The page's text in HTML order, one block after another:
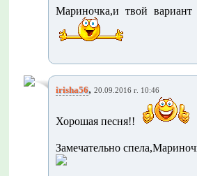
Мариночка,и твой
irisha56, 20.09.2016 г. 10:46
Хорошая песня!!
Замечательно